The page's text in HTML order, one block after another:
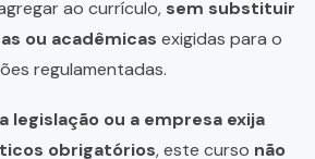
ao currículo, sem substituir
ou acadêmicas exigidas para o
regulamentadas.
legislação ou a empresa exija
obrigatórios, este curso não